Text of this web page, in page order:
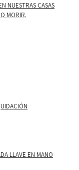
NUESTRAS CASAS
MORIR.
LLAVE EN MANO